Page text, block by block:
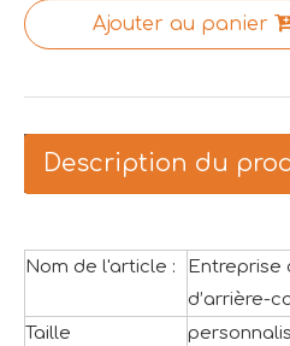
Ajouter au panier
Description du
Nom de l'article :
Entreprise
d’arrière-
Taille